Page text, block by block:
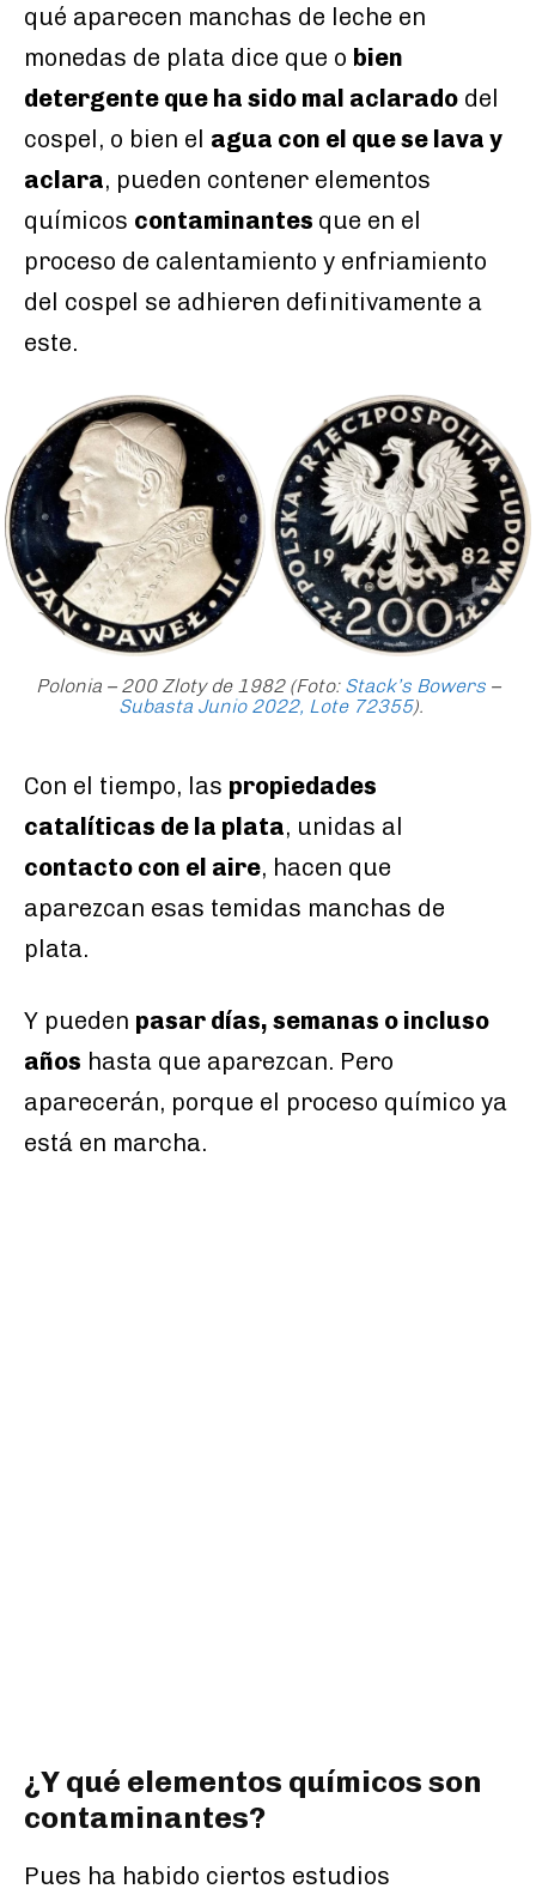
qué aparecen manchas de leche en
monedas de plata dice que o bien
detergente que ha sido mal aclarado del
cospel, o bien el agua con el que se lava y
aclara, pueden contener elementos
químicos contaminantes que en el
proceso de calentamiento y enfriamiento
del cospel se adhieren definitivamente a
este.
Polonia – 200 Zloty de 1982 (Foto: Stack’s Bowers –
Subasta Junio 2022, Lote 72355).
Con el tiempo, las propiedades
catalíticas de la plata, unidas al
contacto con el aire, hacen que
aparezcan esas temidas manchas de
plata.
Y pueden pasar días, semanas o incluso
años hasta que aparezcan. Pero
aparecerán, porque el proceso químico ya
está en marcha.
¿Y qué elementos químicos son
contaminantes?
Pues ha habido ciertos estudios